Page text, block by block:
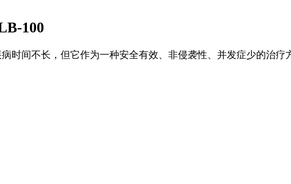
100
时间不长，但它作为一种安全有效、非侵袭性、并发症少的治